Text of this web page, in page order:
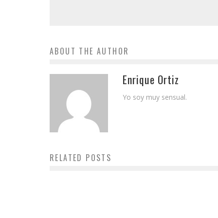
ABOUT THE AUTHOR
Enrique Ortiz
Yo soy muy sensual.
RELATED POSTS